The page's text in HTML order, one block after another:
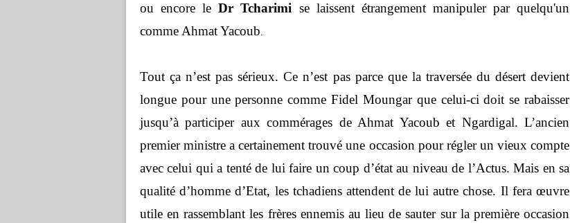
ou encore leDr Tcharimi se laissent étrangement manipuler par quelqu'un
comme Ahmat Yacoub.
Tout ça n’est pas sérieux. Ce n’est pas parce que la traversée du désert devient
longue pour une personne comme Fidel Moungar que celui-ci doit se rabaisser
jusqu’à participer aux commérages de Ahmat Yacoub et Ngardigal. L’ancien
premier ministre a certainement trouvé une occasion pour régler un vieux compte
avec celui qui a tenté de lui faire un coup d’état au niveau de l’Actus. Mais en sa
qualité d’homme d’Etat, les tchadiens attendent de lui autre chose. Il fera œuvre
utile en rassemblant les frères ennemis au lieu de sauter sur la première occasion